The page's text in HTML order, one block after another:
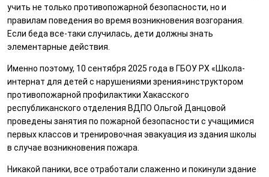
учить не только противопожарной безопасности, но и
правилам поведения во время возникновения возгорания.
Если беда все-таки случилась, дети должны знать
элементарные действия.
Именно поэтому, 10 сентября 2025 года в ГБОУ РХ «Школа-
интернат для детей с нарушениями зрения»инструктором
противопожарной профилактики Хакасского
республиканского отделения ВДПО Ольгой Данцовой
проведены занятия по пожарной безопасности с учащимися
первых классов и тренировочная эвакуация из здания школы
в случае возникновения пожара.
Никакой паники, все отработали слаженно и покинули здание